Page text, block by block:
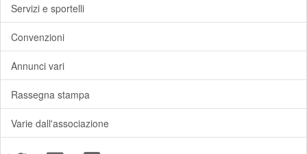
Servizi e sportelli
Convenzioni
Annunci vari
Rassegna stampa
Varie dall'associazione